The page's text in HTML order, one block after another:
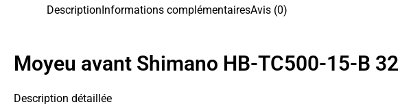
DescriptionInformations complémentairesAvis (0)
Moyeu avant Shimano HB-TC500-15-B
Description détaillée